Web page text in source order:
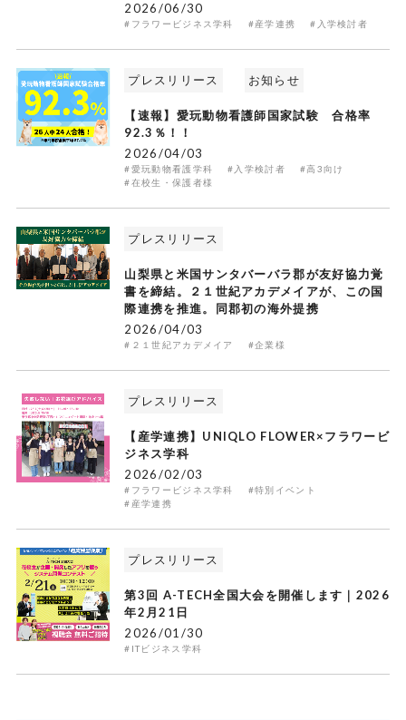
2026/06/30
#フラワービジネス学科 #産学連携 #入学検討者
プレスリリース お知らせ
【速報】愛玩動物看護師国家試験 合格率
92.3％！！
2026/04/03
#愛玩動物看護学科 #入学検討者
#高3向け
#在校生・保護者様
プレスリリース
山梨県と米国サンタバーバラ郡が友好協力覚
書を締結。２１世紀アカデメイアが、この国
際連携を推進。同郡初の海外提携
2026/04/03
#２１世紀アカデメイア #企業様
プレスリリース
【産学連携】UNIQLO FLOWER×フラワービ
ジネス学科
2026/02/03
#フラワービジネス学科
#特別イベント
#産学連携
プレスリリース
第3回 A-TECH全国大会を開催します｜2026
年2月21日
2026/01/30
#ITビジネス学科